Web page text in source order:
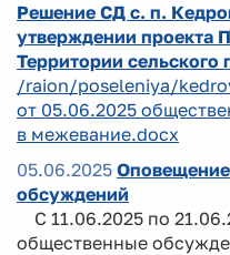
Решение СД с. п.
утверждении проекта
Территории сельского
/raion/poseleniya/
от 05.06.2025
в межевание.docx
05.06.2025
обсуждений
С 11.06.2025 по
общественные